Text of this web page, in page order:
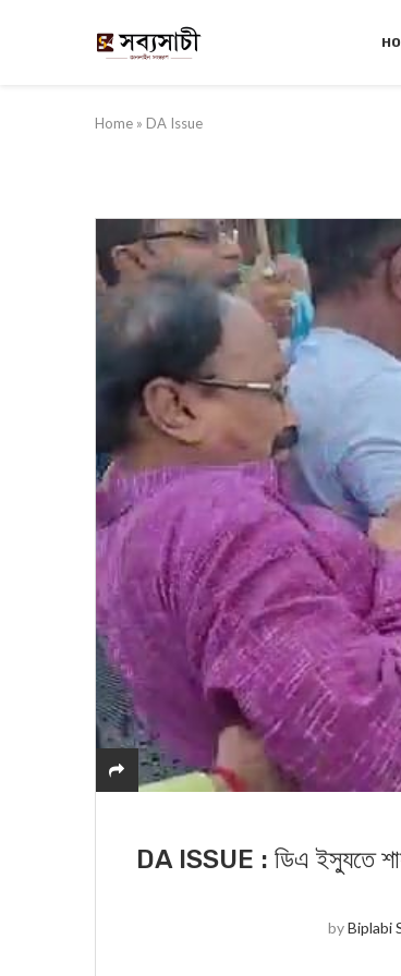
Home » DA Issue
DA ISSUE : ডিএ ইস্যুতে
byBiplabi